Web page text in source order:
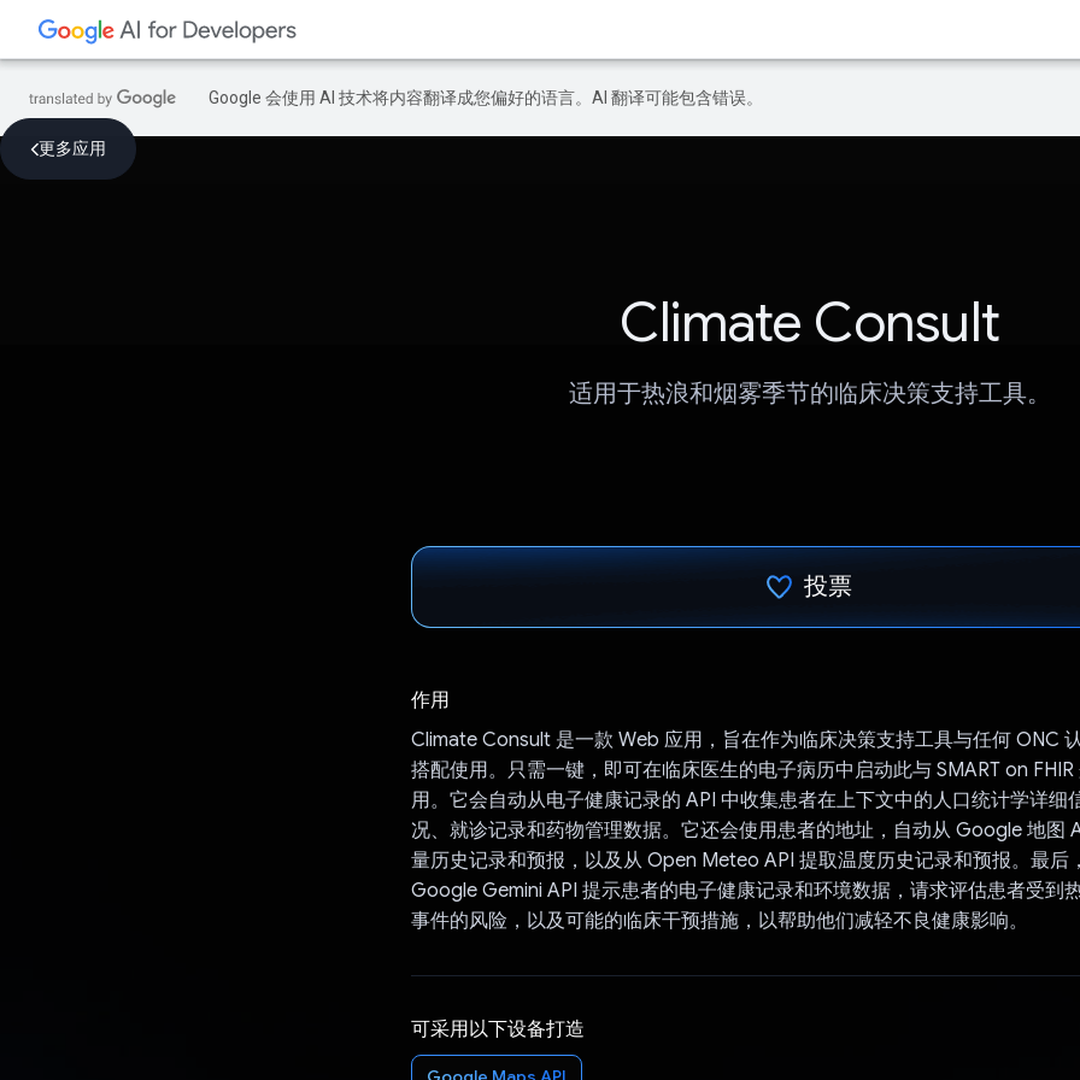
Google 会使用 AI 技术将内容翻译成您偏好的语言。AI 翻译可能包含错误。
更多应用
Climate Consult
适用于热浪和烟雾季节的临床决策支持工具。
投票
作用
Climate Consult 是一款 Web 应用，旨在作为临床决策支持工具与任何 ONC
搭配使用。只需一键，即可在临床医生的电子病历中启动此与 SMART on
用。它会自动从电子健康记录的 API 中收集患者在上下文中的人口统计学详细
况、就诊记录和药物管理数据。它还会使用患者的地址，自动从 Google 地图
量历史记录和预报，以及从 Open Meteo API 提取温度历史记录和预报。最后
Google Gemini API 提示患者的电子健康记录和环境数据，请求评估患者受到
事件的风险，以及可能的临床干预措施，以帮助他们减轻不良健康影响。
可采用以下设备打造